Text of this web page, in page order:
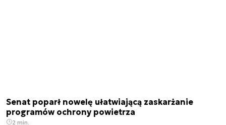
Senat poparł nowelę ułatwiającą zaskarżanie
programów ochrony powietrza
2 min.